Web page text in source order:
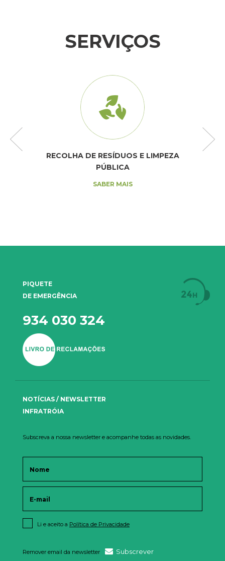
SERVIÇOS
RECOLHA DE RESÍDUOS E LIMPEZA
PÚBLICA
SABER MAIS
PIQUETE
DE EMERGÊNCIA
934 030 324
NOTÍCIAS / NEWSLETTER
INFRATRÓIA
Subscreva a nossa newsletter e acompanhe todas as novidades.
Li e aceito a Política de Privacidade
Remover email da newsletter Subscrever